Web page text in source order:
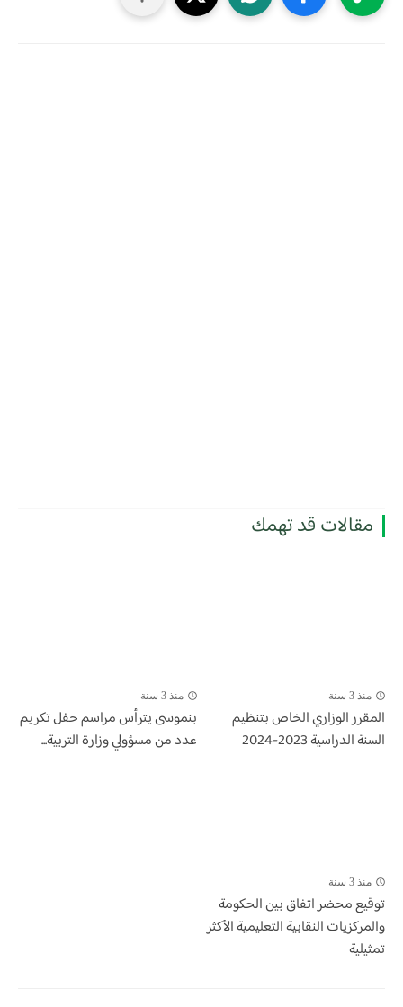
مقالات قد تهمك
منذ 3 سنة
المقرر الوزاري الخاص بتنظيم
السنة الدراسية 2023-2024
منذ 3 سنة
بنموسى يترأس مراسم حفل تكريم
عدد من مسؤولي وزارة التربية...
منذ 3 سنة
توقيع محضر اتفاق بين الحكومة
والمركزيات النقابية التعليمية الأكثر
تمثيلية